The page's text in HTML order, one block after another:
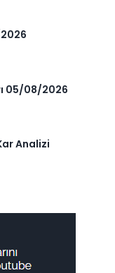
05/08/2026
Analizi